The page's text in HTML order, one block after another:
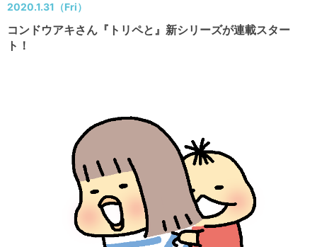
2020.1.31（Fri）
コンドウアキさん『トリペと』新シリーズが連載スター
ト！